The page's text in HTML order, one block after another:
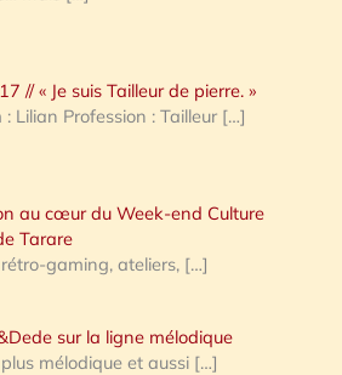
// « Je suis Tailleur de pierre. »
: Lilian Profession : Tailleur […]
au cœur du Week-end Culture
Tarare
rétro-gaming, ateliers, […]
sur la ligne mélodique
mélodique et aussi […]